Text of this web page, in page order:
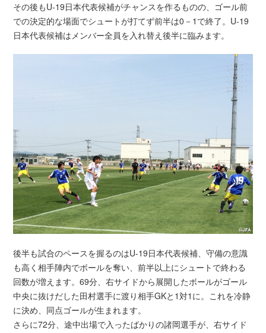
その後もU-19日本代表候補がチャンスを作るものの、ゴール前
での決定的な場面でシュートが打てず前半は0－1で終了。U-19
日本代表候補はメンバー全員を入れ替え後半に臨みます。
後半も試合のペースを握るのはU-19日本代表候補、守備の意識
も高く相手陣内でボールを奪い、前半以上にシュートで終わる
回数が増えます。69分、右サイドから展開したボールがゴール
中央に抜けだした田村選手に渡り相手GKと1対1に。これを冷静
に決め、同点ゴールが生まれます。
さらに72分、途中出場で入ったばかりの諸岡選手が、右サイド